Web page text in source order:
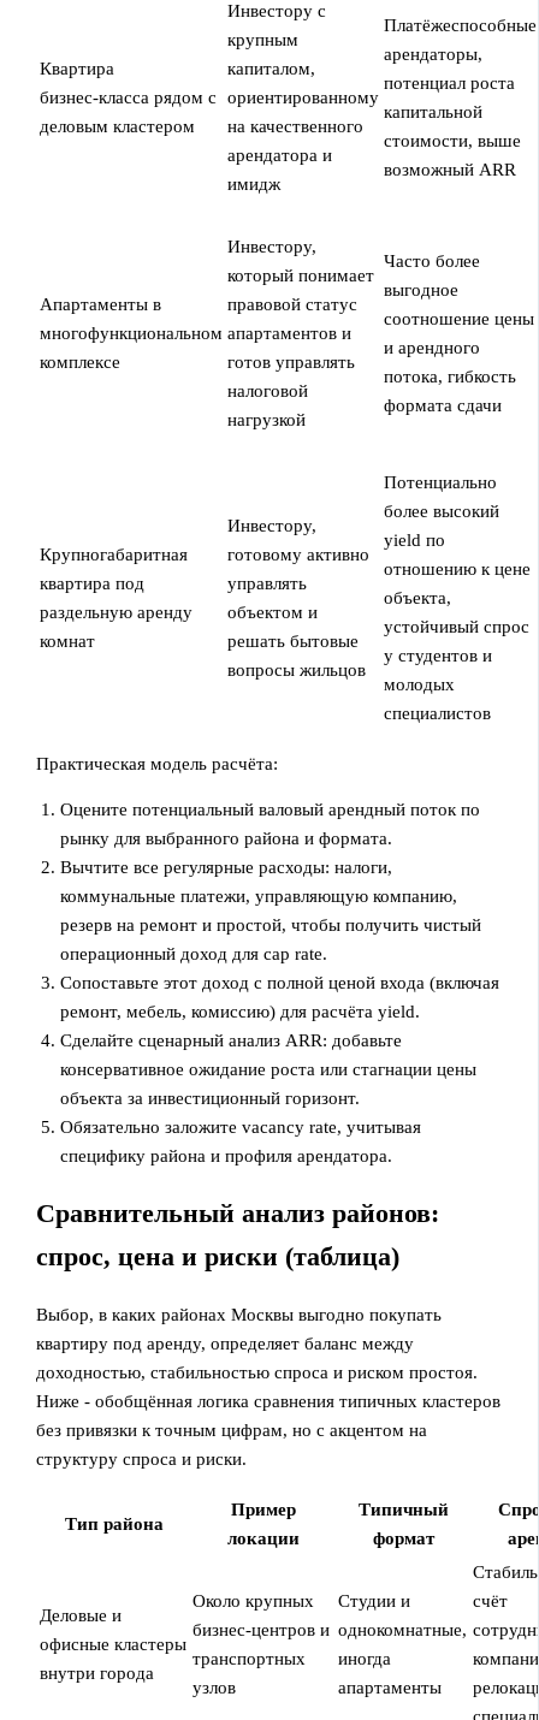
Квартира
бизнес‑класса рядом с
деловым кластером
Инвестору с
крупным
капиталом,
ориентированному
на качественного
арендатора и
имидж
Платёжеспособные
арендаторы,
потенциал роста
капитальной
стоимости, выше
возможный ARR
Апартаменты в
многофункциональном
комплексе
Инвестору,
который понимает
правовой статус
апартаментов и
готов управлять
налоговой
нагрузкой
Часто более
выгодное
соотношение цены
и арендного
потока, гибкость
формата сдачи
Крупногабаритная
квартира под
раздельную аренду
комнат
Инвестору,
готовому активно
управлять
объектом и
решать бытовые
вопросы жильцов
Потенциально
более высокий
yield по
отношению к цене
объекта,
устойчивый спрос
у студентов и
молодых
специалистов
Практическая модель расчёта:
Оцените потенциальный валовый арендный поток по
рынку для выбранного района и формата.
Вычтите все регулярные расходы: налоги,
коммунальные платежи, управляющую компанию,
резерв на ремонт и простой, чтобы получить чистый
операционный доход для cap rate.
Сопоставьте этот доход с полной ценой входа (включая
ремонт, мебель, комиссию) для расчёта yield.
Сделайте сценарный анализ ARR: добавьте
консервативное ожидание роста или стагнации цены
объекта за инвестиционный горизонт.
Обязательно заложите vacancy rate, учитывая
специфику района и профиля арендатора.
Сравнительный анализ районов:
спрос, цена и риски (таблица)
Выбор, в каких районах Москвы выгодно покупать
квартиру под аренду, определяет баланс между
доходностью, стабильностью спроса и риском простоя.
Ниже - обобщённая логика сравнения типичных кластеров
без привязки к точным цифрам, но с акцентом на
структуру спроса и риски.
Тип района
Пример
локации
Типичный
формат
Деловые и
офисные кластеры
внутри города
Около крупных
бизнес‑центров и
транспортных
узлов
Студии и
однокомнатные,
иногда
апартаменты
счёт